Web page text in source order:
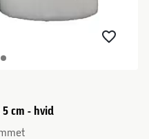
cm - hvid